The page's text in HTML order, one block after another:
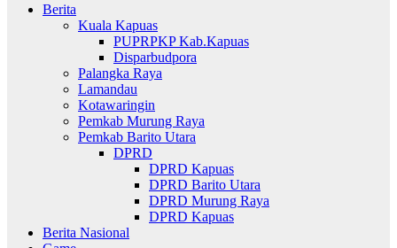
Berita
Kuala Kapuas
PUPRPKP Kab.Kapuas
Disparbudpora
Palangka Raya
Lamandau
Kotawaringin
Pemkab Murung Raya
Pemkab Barito Utara
DPRD
DPRD Kapuas
DPRD Barito Utara
DPRD Murung Raya
DPRD Kapuas
Berita Nasional